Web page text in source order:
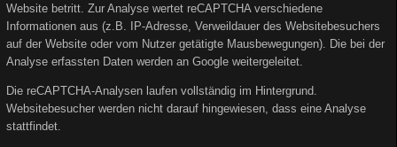
Website betritt. Zur Analyse wertet reCAPTCHA verschiedene
Informationen aus (z.B. IP-Adresse, Verweildauer des Websitebesuchers
auf der Website oder vom Nutzer getätigte Mausbewegungen). Die bei der
Analyse erfassten Daten werden an Google weitergeleitet.
Die reCAPTCHA-Analysen laufen vollständig im Hintergrund.
Websitebesucher werden nicht darauf hingewiesen, dass eine Analyse
stattfindet.